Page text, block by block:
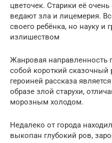
цветочек. Старики её
ведают зла и лицемерия.
своего ребёнка, но науку и
излишеством
Жанровая направленность
собой короткий сказочный
героиней рассказа
образе злой старухи,
морозным холодом.
Недалеко от города
выкопан глубокий ров,